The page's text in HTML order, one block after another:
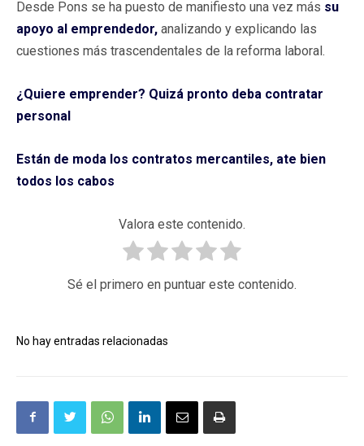
Desde Pons se ha puesto de manifiesto una vez más su
apoyo al emprendedor, analizando y explicando las
cuestiones más trascendentales de la reforma laboral.
¿Quiere emprender? Quizá pronto deba contratar
personal
Están de moda los contratos mercantiles, ate bien
todos los cabos
Valora este contenido.
Sé el primero en puntuar este contenido.
No hay entradas relacionadas